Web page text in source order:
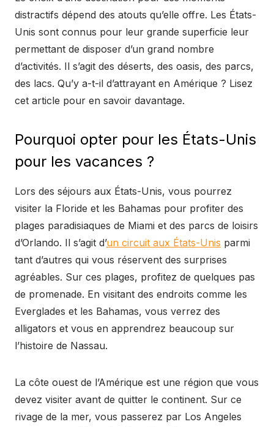
distractifs dépend des atouts qu’elle offre. Les États-
Unis sont connus pour leur grande superficie leur
permettant de disposer d’un grand nombre
d’activités. Il s’agit des déserts, des oasis, des parcs,
des lacs. Qu’y a-t-il d’attrayant en Amérique ? Lisez
cet article pour en savoir davantage.
Pourquoi opter pour les États-Unis
pour les vacances ?
Lors des séjours aux États-Unis, vous pourrez
visiter la Floride et les Bahamas pour profiter des
plages paradisiaques de Miami et des parcs de loisirs
d’Orlando. Il s’agit d’un circuit aux États-Unis parmi
tant d’autres qui vous réservent des surprises
agréables. Sur ces plages, profitez de quelques pas
de promenade. En visitant des endroits comme les
Everglades et les Bahamas, vous verrez des
alligators et vous en apprendrez beaucoup sur
l’histoire de Nassau.
La côte ouest de l’Amérique est une région que vous
devez visiter avant de quitter le continent. Sur ce
rivage de la mer, vous passerez par Los Angeles